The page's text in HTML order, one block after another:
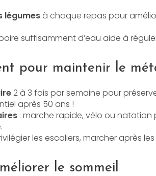
légumesà chaque repas pour
suffisamment d’eau aide à
pour maintenir le
2 à 3 fois par semaine pour
après 50 ans !
: marche rapide, vélo ou natation
les escaliers, marcher après
le sommeil